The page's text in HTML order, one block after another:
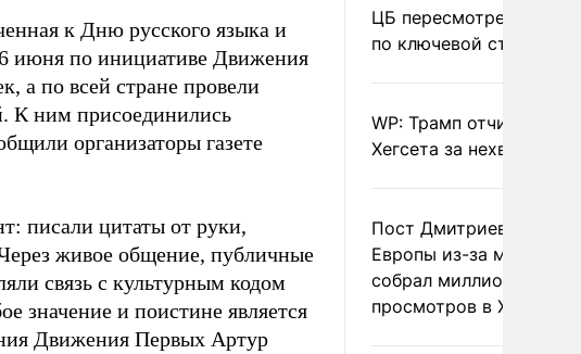
к Дню русского языка и
июня по инициативе Движения
а по всей стране провели
К ним присоединились
организаторы газете
писали цитаты от руки,
живое общение, публичные
связь с культурным кодом
значение и поистине является
Движения Первых Артур
ЦБ пересмотрел
по ключевой ставке
WP: Трамп отчитал
Хегсета за нехватку
Пост Дмитриева о
Европы из-за
собрал миллион
просмотров в X